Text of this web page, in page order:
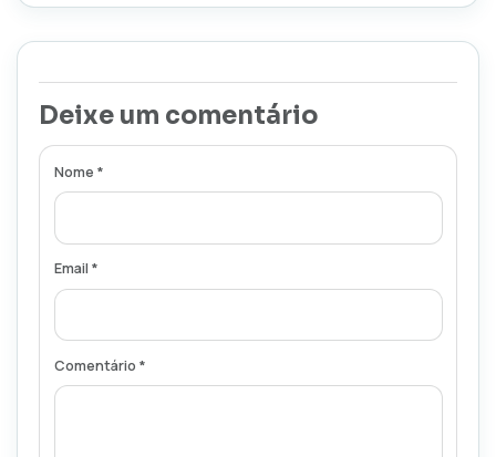
Deixe um comentário
Nome *
Email *
Comentário *